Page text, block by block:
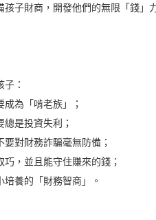
孩子財商，開發他們的無限「錢」
：
為「啃老族」；
是投資失利；
對財務詐騙毫無防備；
，並且能守住賺來的錢；
養的「財務智商」。